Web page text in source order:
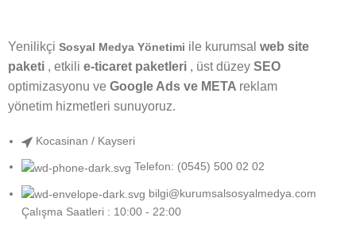
Yenilikçi Sosyal Medya Yönetimi ile kurumsalweb site
paketi , etkilie-ticaret paketleri , üst düzeySEO
optimizasyonu veGoogle Ads ve META reklam
yönetim hizmetleri sunuyoruz.
Kocasinan / Kayseri
Telefon: (0545) 500 02 02
bilgi@kurumsalsosyalmedya.com
Çalışma Saatleri : 10:00 - 22:00